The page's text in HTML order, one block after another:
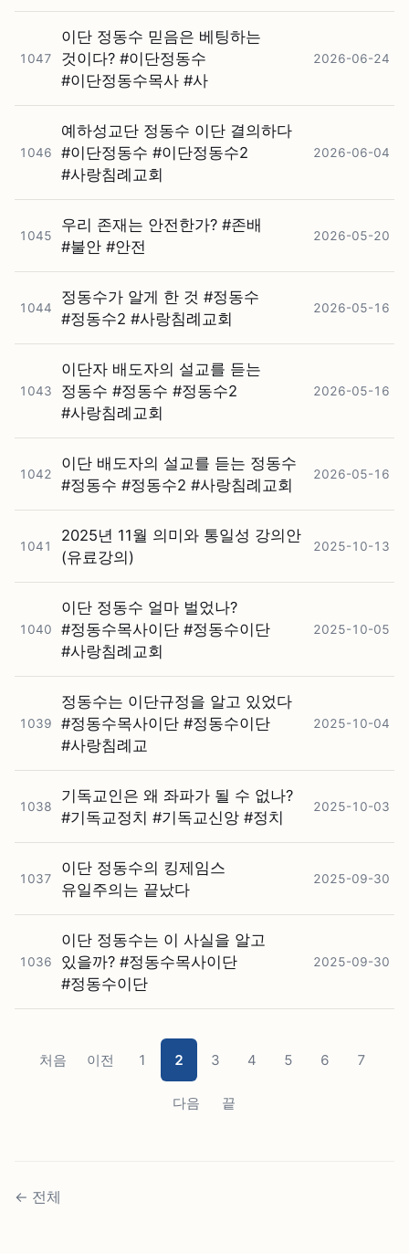
1047
이단 정동수 믿음은 베팅하는
것이다? #⁠이단정동수
#⁠이단정동수목사 #⁠사
2026-06-24
1046
예하성교단 정동수 이단 결의하다
#⁠이단정동수 #⁠이단정동수2
#⁠사랑침례교회
2026-06-04
1045
우리 존재는 안전한가? #⁠존배
#⁠불안 #⁠안전
2026-05-20
1044
정동수가 알게 한 것 #⁠정동수
#⁠정동수2 #⁠사랑침례교회
2026-05-16
1043
이단자 배도자의 설교를 듣는
정동수 #⁠정동수 #⁠정동수2
#⁠사랑침례교회
2026-05-16
1042
이단 배도자의 설교를 듣는 정동수
#⁠정동수 #⁠정동수2 #⁠사랑침례교회
2026-05-16
1041
2025년 11월 의미와 통일성 강의안
(유료강의)
2025-10-13
1040
이단 정동수 얼마 벌었나?
#⁠정동수목사이단 #⁠정동수이단
#⁠사랑침례교회
2025-10-05
1039
정동수는 이단규정을 알고 있었다
#⁠정동수목사이단 #⁠정동수이단
#⁠사랑침례교
2025-10-04
1038
기독교인은 왜 좌파가 될 수 없나?
#⁠기독교정치 #⁠기독교신앙 #⁠정치
2025-10-03
1037
이단 정동수의 킹제임스
유일주의는 끝났다
2025-09-30
1036
이단 정동수는 이 사실을 알고
있을까? #⁠정동수목사이단
#⁠정동수이단
2025-09-30
처음 이전 1 2 3 4 5 6 7
다음 끝
← 전체